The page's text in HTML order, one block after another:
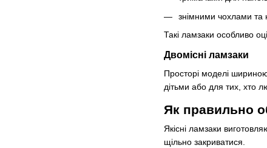
знімними чохлами та
Такі ламзаки особливо
Двомісні ламзаки
Просторі моделі
дітьми або для тих, хто
Як правильно
Якісні ламзаки
щільно закриватися.